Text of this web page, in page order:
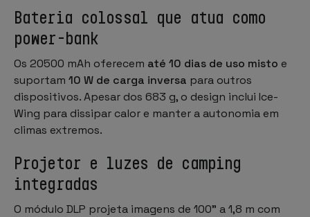
Bateria colossal que atua como
power-bank
Os 20500 mAh oferecem até 10 dias de uso misto e
suportam 10 W de carga inversa para outros
dispositivos. Apesar dos 683 g, o design inclui Ice-
Wing para dissipar calor e manter a autonomia em
climas extremos.
Projetor e luzes de camping
integradas
O módulo DLP projeta imagens de 100" a 1,8 m com